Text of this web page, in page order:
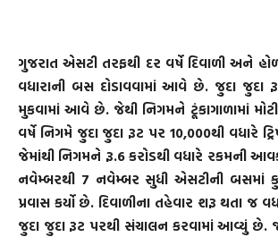
ગુજરાત એસટી તરફથી દર વર્ષે દિવાળી અને
વધારાની બસ દોડાવવામાં આવે છે. જુદા જુદા
મુકવામાં આવે છે. જેથી નિગમને ટૂંકાગાળામાં
વર્ષે નિગમે જુદા જુદા રૂટ પર 10,000થી વધારે
જેમાંથી નિગમને રૂ.6 કરોડથી વધારે રકમની
નવેમ્બરથી 7 નવેમ્બર સુધી એસટીની બસમાં
પ્રવાસ કર્યો છે. દિવાળીના તહેવાર શરૂ થતા જ
જુદા જુદા રૂટ પરથી સંચાલન કરવામાં આવ્યું છે.